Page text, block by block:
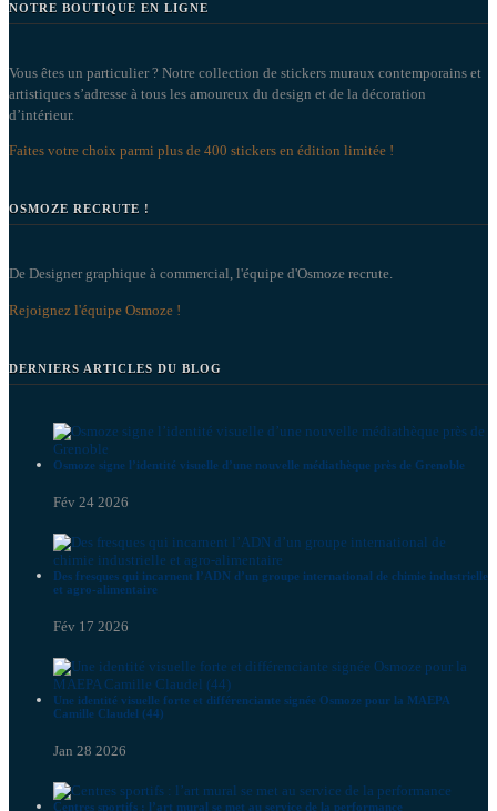
NOTRE BOUTIQUE EN LIGNE
Vous êtes un particulier ? Notre collection de stickers muraux contemporains et
artistiques s’adresse à tous les amoureux du design et de la décoration
d’intérieur.
Faites votre choix parmi plus de 400 stickers en édition limitée !
OSMOZE RECRUTE !
De Designer graphique à commercial, l'équipe d'Osmoze recrute.
Rejoignez l'équipe Osmoze !
DERNIERS ARTICLES DU BLOG
Osmoze signe l’identité visuelle d’une nouvelle médiathèque près de Grenoble
Fév 24 2026
Des fresques qui incarnent l’ADN d’un groupe international de chimie industrielle
et agro-alimentaire
Fév 17 2026
Une identité visuelle forte et différenciante signée Osmoze pour la MAEPA
Camille Claudel (44)
Jan 28 2026
Centres sportifs : l’art mural se met au service de la performance